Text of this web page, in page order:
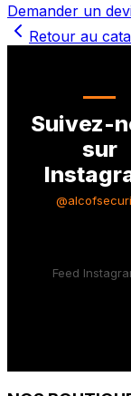
Demander un
Retour au
Suivez-
sur
Feed